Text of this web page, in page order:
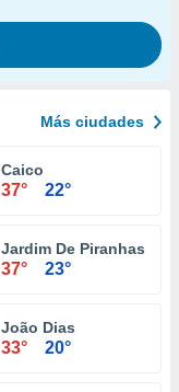
Más ciudades
Caico
37° 22°
Jardim De Piranhas
37° 23°
João Dias
33° 20°